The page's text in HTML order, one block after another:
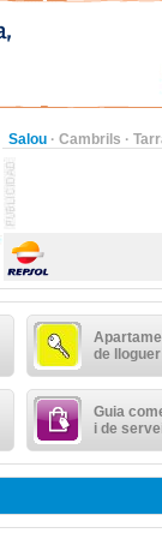
Salou · Cambrils ·
de lloguer
Guia
i de